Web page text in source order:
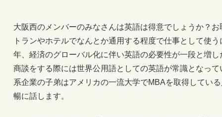
大阪西のメンバーのみなさんは英語は得意でしょうか？
トランやホテルでなんとか通用する程度で仕事として使
年、経済のグローバル化に伴い英語の必要性が一段と増
商談をする際には世界公用語としての英語が常識となっ
系企業の子弟はアメリカの一流大学でMBAを取得してい
暢に話します。